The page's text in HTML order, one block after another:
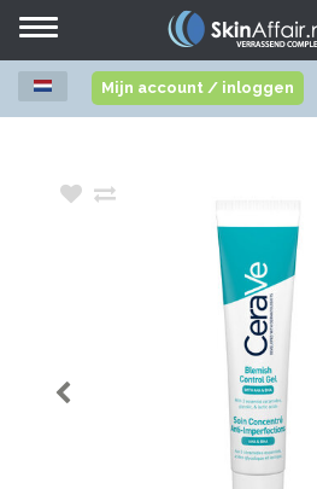
Toggle
Mijn account / inloggen